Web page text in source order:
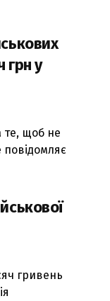
грн у
те, щоб не
гривень